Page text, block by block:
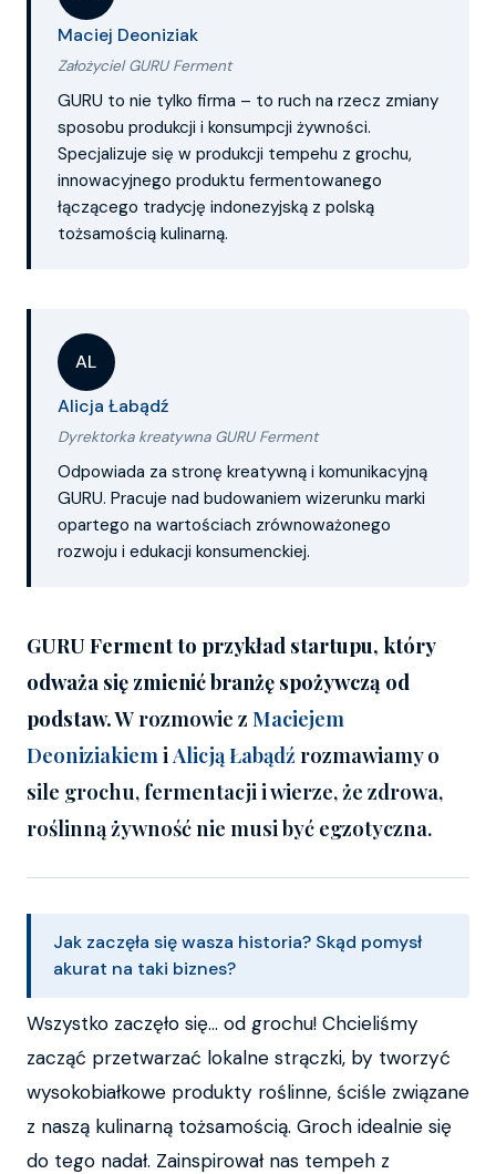
Maciej Deoniziak
Założyciel GURU Ferment
GURU to nie tylko firma – to ruch na rzecz zmiany
sposobu produkcji i konsumpcji żywności.
Specjalizuje się w produkcji tempehu z grochu,
innowacyjnego produktu fermentowanego
łączącego tradycję indonezyjską z polską
tożsamością kulinarną.
AL
Alicja Łabądź
Dyrektorka kreatywna GURU Ferment
Odpowiada za stronę kreatywną i komunikacyjną
GURU. Pracuje nad budowaniem wizerunku marki
opartego na wartościach zrównoważonego
rozwoju i edukacji konsumenckiej.
GURU Ferment to przykład startupu, który
odważa się zmienić branżę spożywczą od
podstaw.W rozmowie z Maciejem
Deoniziakiem i Alicją Łabądź rozmawiamy o
sile grochu, fermentacji i wierze, że zdrowa,
roślinną żywność nie musi być egzotyczna.
Jak zaczęła się wasza historia? Skąd pomysł
akurat na taki biznes?
Wszystko zaczęło się… od grochu! Chcieliśmy
zacząć przetwarzać lokalne strączki, by tworzyć
wysokobiałkowe produkty roślinne, ściśle związane
z naszą kulinarną tożsamością. Groch idealnie się
do tego nadał. Zainspirował nas tempeh z